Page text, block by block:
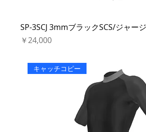
SP-3SCJ 3mmブラックSCS/ジャ
価格
￥24,000
キャッチコピー